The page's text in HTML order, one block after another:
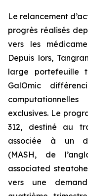
Le relancement
progrès réalisés
vers les
Depuis lors,
large portefeuille
GalOmic
exclusives. Le
312, destiné au
associée à un
(MASH, de
associated
vers une